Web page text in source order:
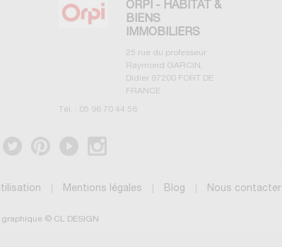
ORPI - HABITAT &
BIENS
IMMOBILIERS
25 rue du professeur
Raymond GARCIN,
Didier 97200 FORT DE
FRANCE
Tél. : 05 96 70 44 56
Mentions légales Blog Nous contacter
© CL DESIGN